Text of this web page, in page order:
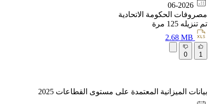
06-2026
مصروفات الحكومة الاتحادية
تم تنزيله 125 مرة
2.68 MB
بيانات الميزانية المعتمدة على مستوى القطاعات 2025